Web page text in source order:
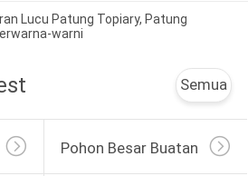
Lucu Patung Topiary, Patung
warni
Semua
Pohon Besar Buatan